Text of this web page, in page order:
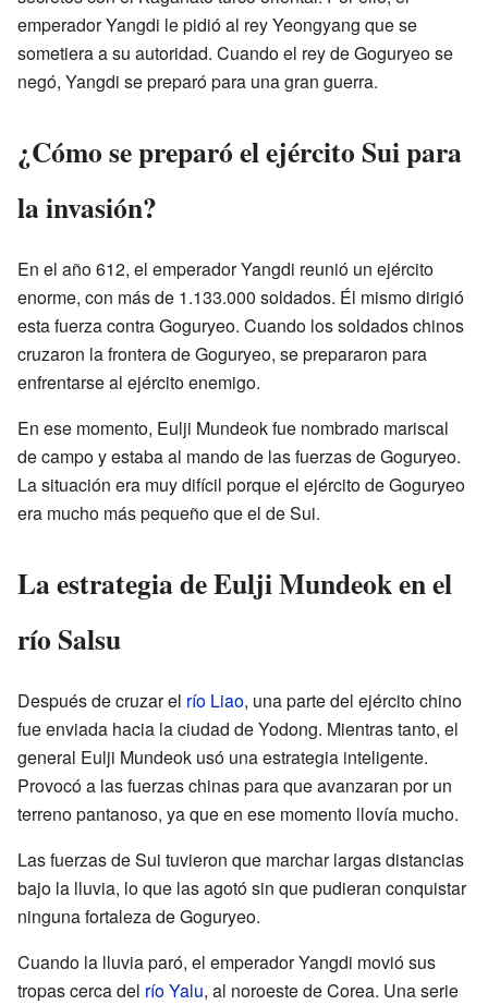
emperador Yangdi le pidió al rey Yeongyang que se
sometiera a su autoridad. Cuando el rey de Goguryeo se
negó, Yangdi se preparó para una gran guerra.
¿Cómo se preparó el ejército Sui para
la invasión?
En el año 612, el emperador Yangdi reunió un ejército
enorme, con más de 1.133.000 soldados. Él mismo dirigió
esta fuerza contra Goguryeo. Cuando los soldados chinos
cruzaron la frontera de Goguryeo, se prepararon para
enfrentarse al ejército enemigo.
En ese momento, Eulji Mundeok fue nombrado mariscal
de campo y estaba al mando de las fuerzas de Goguryeo.
La situación era muy difícil porque el ejército de Goguryeo
era mucho más pequeño que el de Sui.
La estrategia de Eulji Mundeok en el
río Salsu
Después de cruzar el río Liao, una parte del ejército chino
fue enviada hacia la ciudad de Yodong. Mientras tanto, el
general Eulji Mundeok usó una estrategia inteligente.
Provocó a las fuerzas chinas para que avanzaran por un
terreno pantanoso, ya que en ese momento llovía mucho.
Las fuerzas de Sui tuvieron que marchar largas distancias
bajo la lluvia, lo que las agotó sin que pudieran conquistar
ninguna fortaleza de Goguryeo.
Cuando la lluvia paró, el emperador Yangdi movió sus
tropas cerca del río Yalu, al noroeste de Corea. Una serie